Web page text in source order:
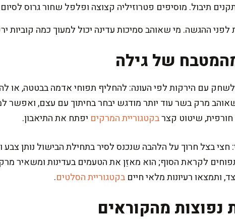
תיבול. מוסיפים פטרוזיליה קצוצה ופלפל שחור גרוס
של גילה
מרק בשר עוד יותר מודגש יבחר בחיתוך עם עצם, ואפשר
שיטוט קצרבקטגוריית המרקים יפתח את התיאבון.
בצל חרוך על הלהבה שנכנס לסיר בתחילת הבישול נותן צבע
5 מ"ל חומץ תפוחים לקראת הסוף; הוא מאזֵן את הטעמים בעדינות
ותמצאו רעיונות מלאי חיים בקטגוריית הסלטים.
נפוצות מהקוראים